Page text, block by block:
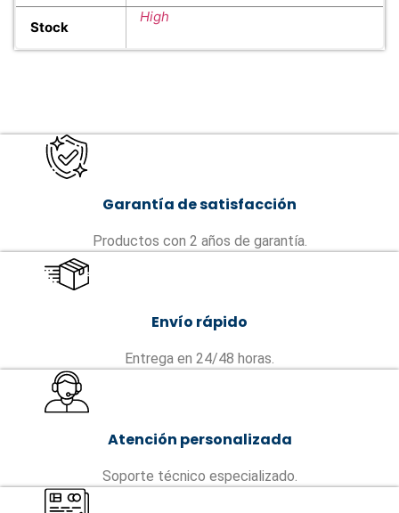
Stock
High
Garantía de satisfacción
Productos con 2 años de garantía.
Envío rápido
Entrega en 24/48 horas.
Atención personalizada
Soporte técnico especializado.